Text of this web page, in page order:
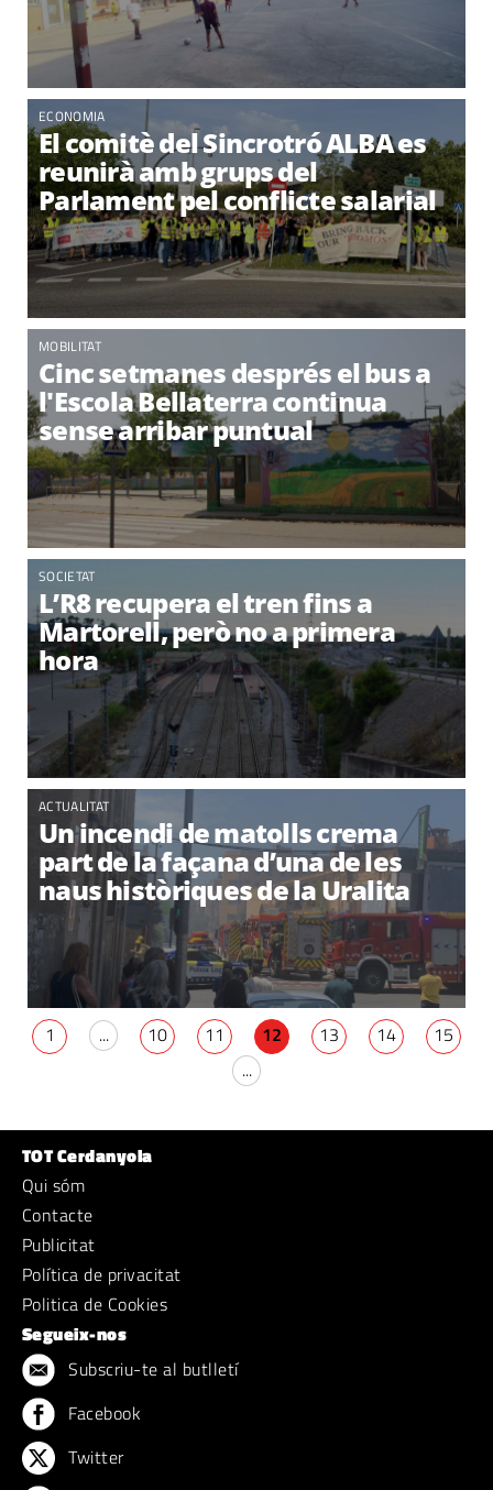
ECONOMIA
El comitè del Sincrotró ALBA es
reunirà amb grups del
Parlament pel conflicte salarial
MOBILITAT
Cinc setmanes després el bus a
l'Escola Bellaterra continua
sense arribar puntual
SOCIETAT
L’R8 recupera el tren fins a
Martorell, però no a primera
hora
ACTUALITAT
Un incendi de matolls crema
part de la façana d’una de les
naus històriques de la Uralita
1 ... 10 11 12 13 14
15
...
TOT Cerdanyola
Qui sóm
Contacte
Publicitat
Política de privacitat
Politica de Cookies
Segueix-nos
Subscriu-te al butlletí
Facebook
Twitter